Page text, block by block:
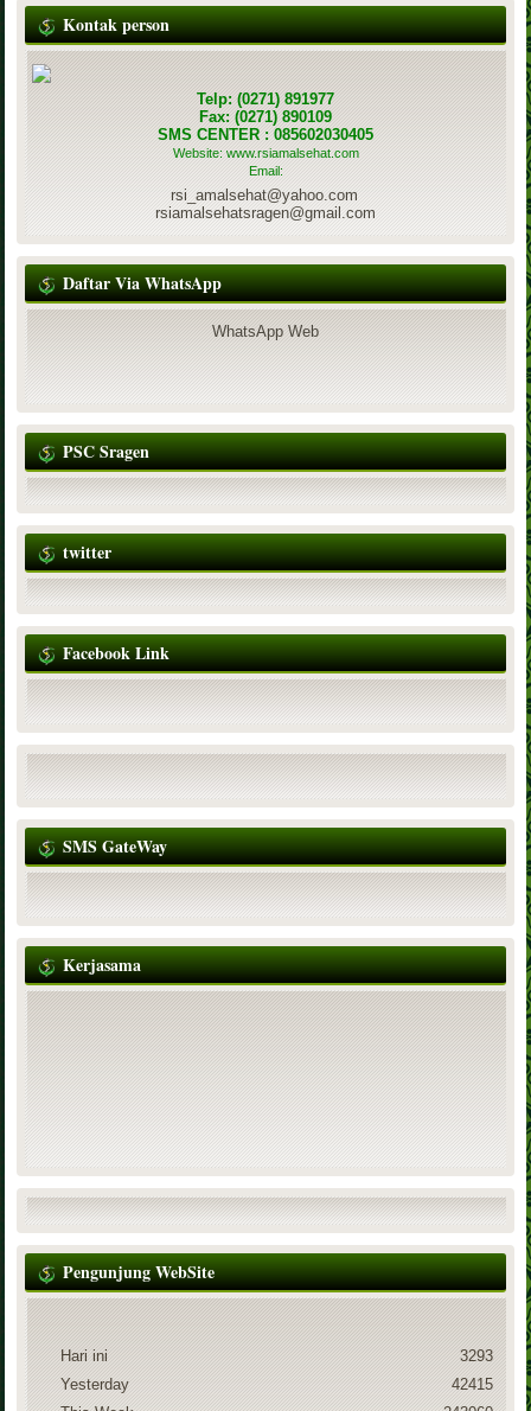
Kontak person
Telp: (0271) 891977
Fax: (0271) 890109
SMS CENTER : 085602030405
Website: www.rsiamalsehat.com
Email:
rsi_amalsehat@yahoo.com
rsiamalsehatsragen@gmail.com
Daftar Via WhatsApp
WhatsApp Web
PSC Sragen
twitter
Facebook Link
SMS GateWay
Kerjasama
Pengunjung WebSite
Hari ini
Yesterday
3293
42415